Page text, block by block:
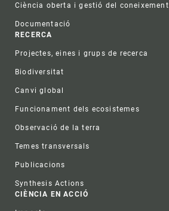
Ciència oberta i gestió del coneixement
Documentació
RECERCA
Projectes, eines i grups de recerca
Biodiversitat
Canvi global
Funcionament dels ecosistemes
Observació de la terra
Temes transversals
Publicacions
Synthesis Actions
CIÈNCIA EN ACCIÓ